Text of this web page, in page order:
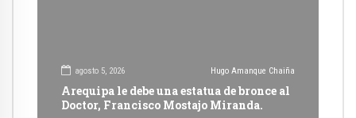
agosto 5, 2026 Hugo Amanque Chaiña
Arequipa le debe una estatua de bronce al
Doctor, Francisco Mostajo Miranda.